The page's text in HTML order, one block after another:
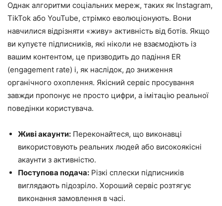
Однак алгоритми соціальних мереж, таких як Instagram,
TikTok або YouTube, стрімко еволюціонують. Вони
навчилися відрізняти «живу» активність від ботів. Якщо
ви купуєте підписників, які ніколи не взаємодіють із
вашим контентом, це призводить до падіння ER
(engagement rate) і, як наслідок, до зниження
органічного охоплення. Якісний сервіс просування
завжди пропонує не просто цифри, а імітацію реальної
поведінки користувача.
Живі акаунти: Переконайтеся, що виконавці
використовують реальних людей або високоякісні
акаунти з активністю.
Поступова подача: Різкі сплески підписників
виглядають підозріло. Хороший сервіс розтягує
виконання замовлення в часі.